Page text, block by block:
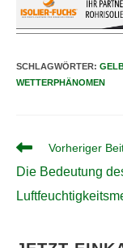
SCHLAGWÖRTER:
WETTERPHÄNOMEN
Weitere
ansehen
Vorheriger
Die Bedeutung